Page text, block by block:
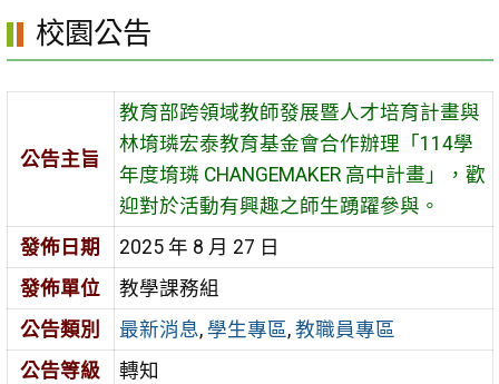
校園公告
公告主旨
教育部跨領域教師發展暨人才培育計畫與
林堉璘宏泰教育基金會合作辦理「114學
年度堉璘 CHANGEMAKER 高中計畫」，歡
迎對於活動有興趣之師生踴躍參與。
發佈日期
2025 年 8 月 27 日
發佈單位
教學課務組
公告類別
最新消息, 學生專區, 教職員專區
公告等級
轉知